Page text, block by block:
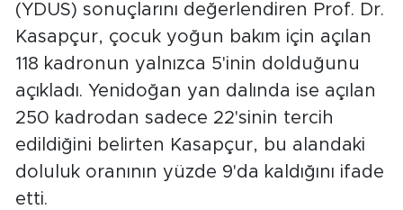
(YDUS) sonuçlarını değerlendiren Prof. Dr.
Kasapçur, çocuk yoğun bakım için açılan
118 kadronun yalnızca 5'inin dolduğunu
açıkladı. Yenidoğan yan dalında ise açılan
250 kadrodan sadece 22'sinin tercih
edildiğini belirten Kasapçur, bu alandaki
doluluk oranının yüzde 9'da kaldığını ifade
etti.